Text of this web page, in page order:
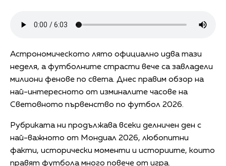
Астрономическото лято официално идва тази
неделя, а футболните страсти вече са завладели
милиони фенове по света. Днес правим обзор на
най-интересното от изминалите часове на
Световното първенство по футбол 2026.
Рубриката ни продължава всеки делничен ден с
най-важното от Мондиал 2026, любопитни
факти, исторически моменти и историите, които
правят футбола много повече от игра.